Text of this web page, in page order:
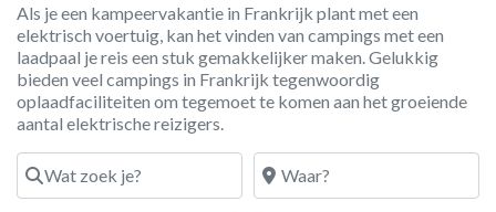
Als je een kampeervakantie in Frankrijk plant met een
elektrisch voertuig, kan het vinden van campings met een
laadpaal je reis een stuk gemakkelijker maken. Gelukkig
bieden veel campings in Frankrijk tegenwoordig
oplaadfaciliteiten om tegemoet te komen aan het groeiende
aantal elektrische reizigers.
Wat zoek je?
Waar?